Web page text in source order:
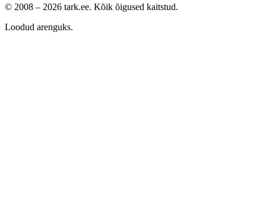
© 2008 – 2026 tark.ee. Kõik õigused kaitstud.
Loodud arenguks.